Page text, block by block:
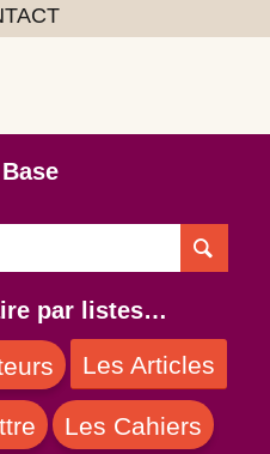
par listes…
Les Articles
Les Cahiers